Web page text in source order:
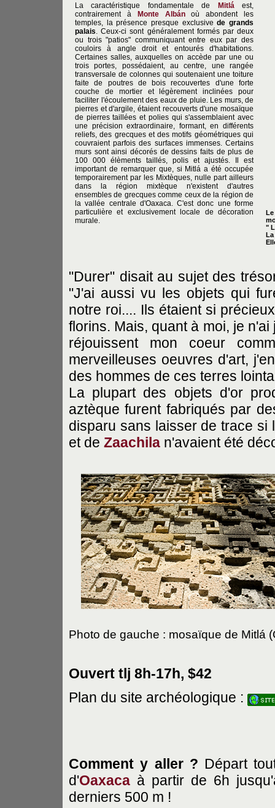
La caractéristique fondamentale de Mitlá est,
contrairement à Monte Albánoù abondent les
temples, la présence presque exclusivede grands
palais . Ceux-ci sont généralement formés par deux
ou trois "patios" communiquant entre eux par des
couloirs à angle droit et entourés d'habitations.
Certaines salles, auxquelles on accède par une ou
trois portes, possédaient, au centre, une rangée
transversale de colonnes qui soutenaient une toiture
faite de poutres de bois recouvertes d'une forte
couche de mortier et légèrement inclinées pour
faciliter l'écoulement des eaux de pluie. Les murs, de
pierres et d'argile, étaient recouverts d'une mosaïque
de pierres taillées et polies qui s'assemblaient avec
une précision extraordinaire, formant, en différents
reliefs, des grecques et des motifs géométriques qui
couvraient parfois des surfaces immenses. Certains
murs sont ainsi décorés de dessins faits de plus de
100 000 élèments taillés, polis et ajustés. Il est
important de remarquer que, si Mitlá a été occupée
temporairement par les Mixtèques, nulle part ailleurs
dans la région mixtèque n'existent d'autres
ensembles de grecques comme ceux de la région de
la vallée centrale d'Oaxaca. C'est donc une forme
particulière et exclusivement locale de décoration
murale.
"
La
"Durer" disait au sujet des
"J'ai aussi vu les objets qui
notre roi.... Ils étaient si
florins. Mais, quant à moi, je
réjouissent mon coeur
merveilleuses oeuvres d'art,
des hommes de ces terres
La plupart des objets d'or
aztèque furent fabriqués par
disparu sans laisser de trace
et de Zaachila n'avaient été
Photo de gauche : mosaïque de Mitlá
Ouvert tlj 8h-17h, $42
Plan du site archéologique :
Comment y aller ? Départ
d'Oaxaca à partir de 6h
derniers 500 m !